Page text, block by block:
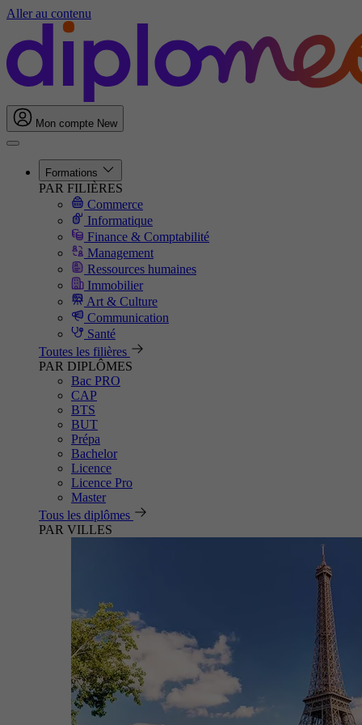
Aller au contenu
Mon compte New
Formations
PAR FILIÈRES
Commerce
Informatique
Finance & Comptabilité
Management
Ressources humaines
Immobilier
Art & Culture
Communication
Santé
Toutes les filières
PAR DIPLÔMES
Bac PRO
CAP
BTS
BUT
Prépa
Bachelor
Licence
Licence Pro
Master
Tous les diplômes
PAR VILLES